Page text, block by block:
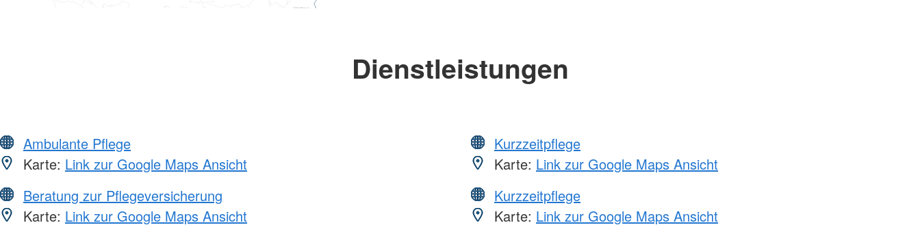
Dienstleistungen
Ambulante Pflege
Karte: Link zur Google Maps Ansicht
Beratung zur Pflegeversicherung
Karte: Link zur Google Maps Ansicht
Kurzzeitpflege
Karte: Link zur Google Maps Ansicht
Kurzzeitpflege
Karte: Link zur Google Maps Ansicht